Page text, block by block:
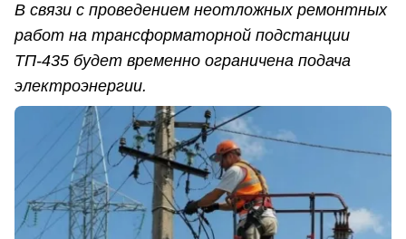
В связи с проведением неотложных ремонтных
работ на трансформаторной подстанции
ТП-435 будет временно ограничена подача
электроэнергии.